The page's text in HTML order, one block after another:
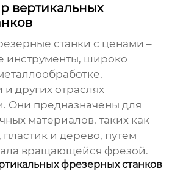
вертикальных
станки с ценами –
инструменты, широко
других отраслях
Они предназначены для
материалов, таких как
и дерево, путем
вращающейся фрезой.
фрезерных станков